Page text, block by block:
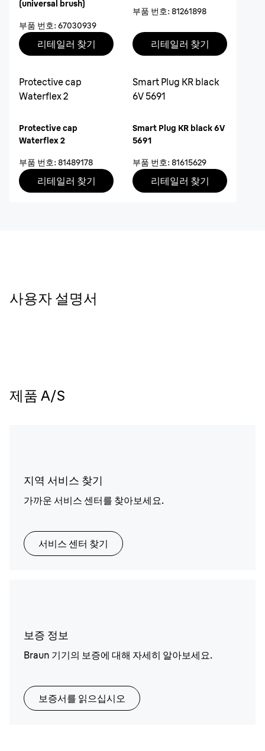
(universal brush)
부품 번호: 67030939
리테일러 찾기
부품 번호: 81261898
리테일러 찾기
Protective cap
Waterflex 2
Protective cap
Waterflex 2
부품 번호: 81489178
리테일러 찾기
Smart Plug KR black
6V 5691
Smart Plug KR black 6V
5691
부품 번호: 81615629
리테일러 찾기
사용자 설명서
제품 A/S
지역 서비스 찾기
가까운 서비스 센터를 찾아보세요.
서비스 센터 찾기
보증 정보
Braun 기기의 보증에 대해 자세히 알아보세요.
보증서를 읽으십시오